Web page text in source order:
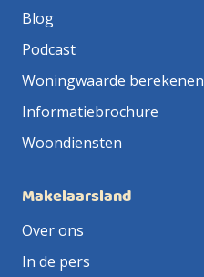
Blog
Podcast
Woningwaarde berekenen
Informatiebrochure
Woondiensten
Makelaarsland
Over ons
In de pers